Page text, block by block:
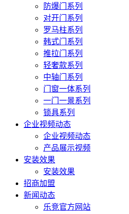
防爆门系列
对开门系列
罗马柱系列
韩式门系列
推拉门系列
轻奢款系列
中轴门系列
门窗一体系列
一门一景系列
锁具系列
企业视频动态
企业视频动态
产品展示视频
安装效果
安装效果
招商加盟
新闻动态
乐竞官方网站